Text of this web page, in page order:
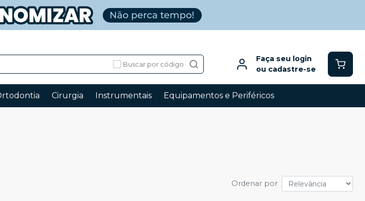
Buscar por código
Faça seu login
ou cadastre-se
Cirurgia Instrumentais Equipamentos e Periféricos
Ordenar por